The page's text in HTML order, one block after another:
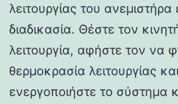
λειτουργίας του ανεμιστήρα
διαδικασία. Θέστε τον
λειτουργία, αφήστε τον να
θερμοκρασία λειτουργίας
ενεργοποιήστε το σύστημα